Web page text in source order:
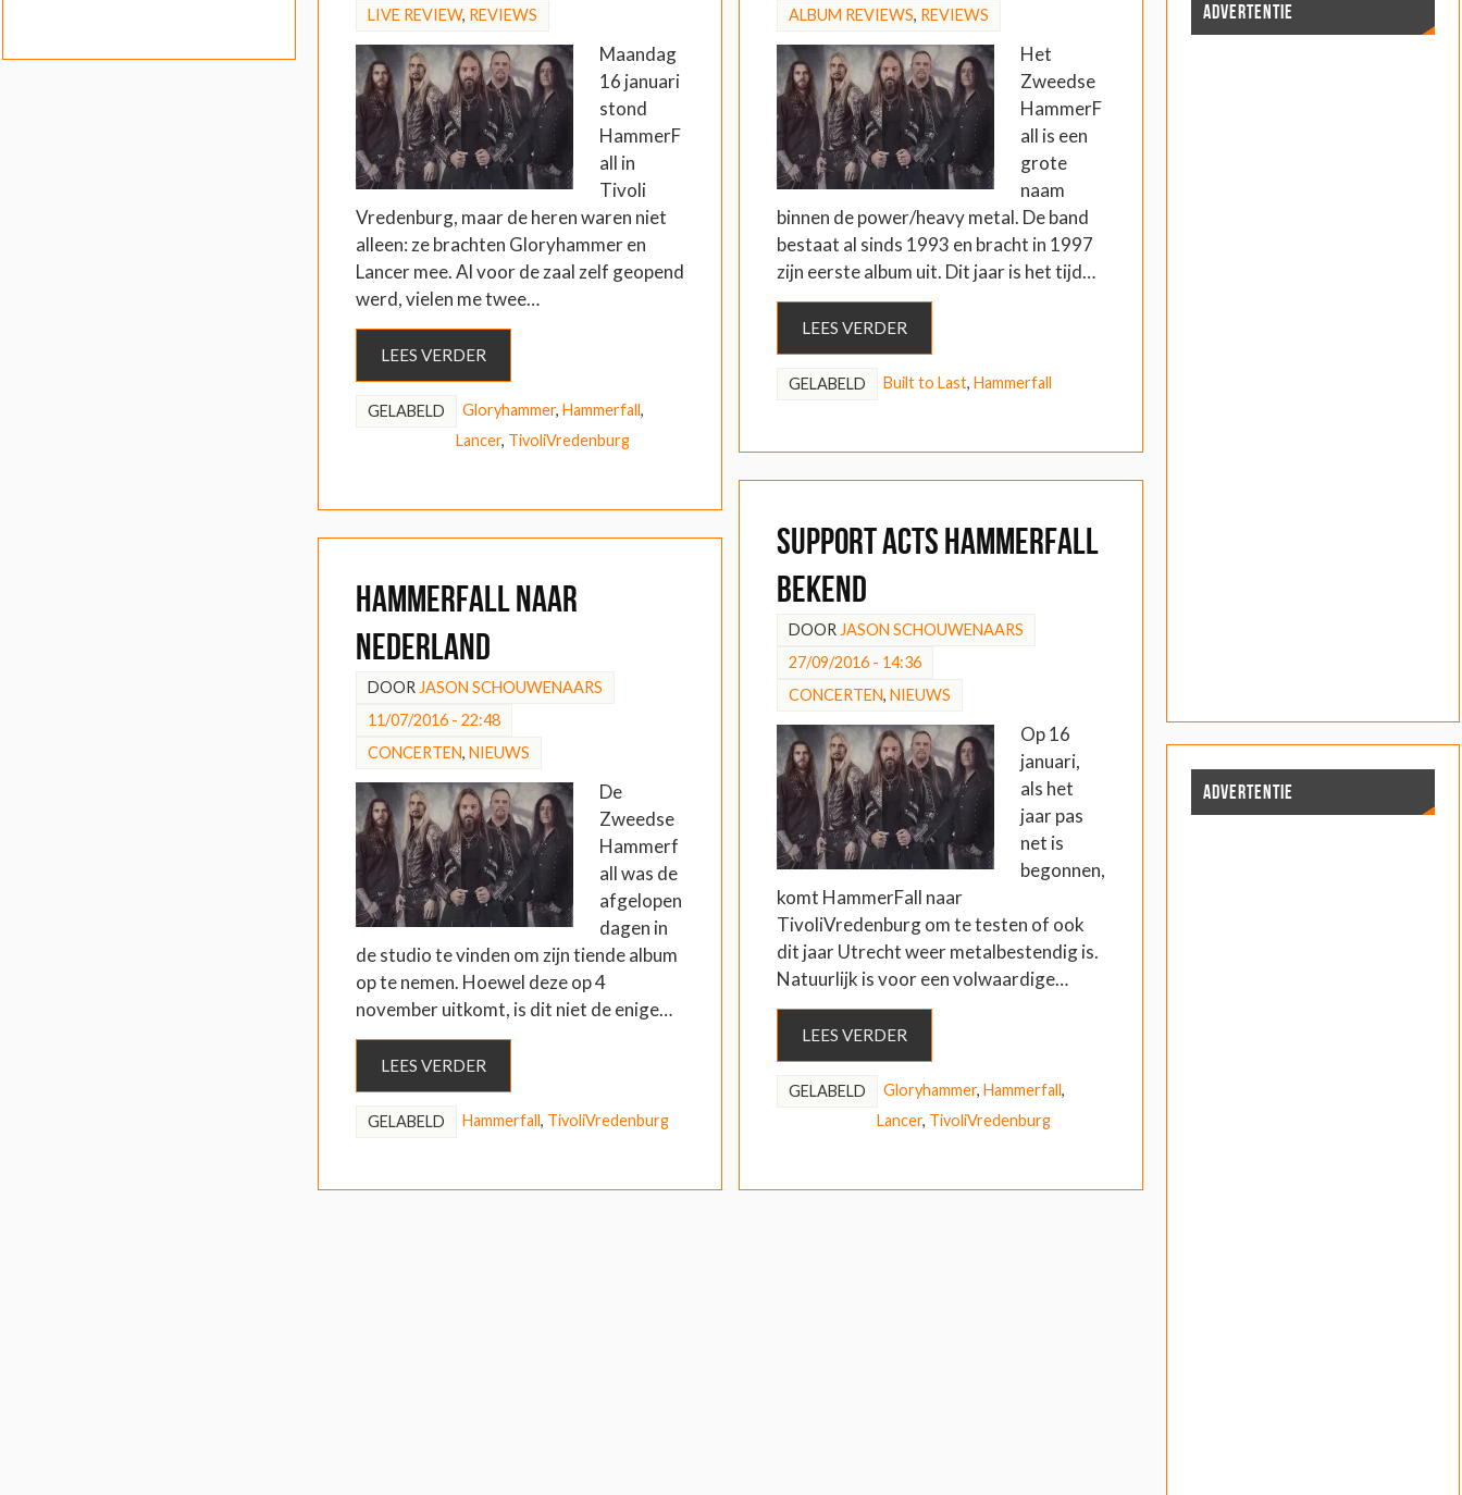
LIVE REVIEW, REVIEWS
Maandag
16 januari
stond
HammerF
all in
Tivoli
Vredenburg, maar de heren waren niet
alleen: ze brachten Gloryhammer en
Lancer mee. Al voor de zaal zelf geopend
werd, vielen me twee…
LEES VERDER
GELABELD Gloryhammer, Hammerfall,
Lancer, TivoliVredenburg
ALBUM REVIEWS, REVIEWS
Het
Zweedse
HammerF
all is een
grote
naam
binnen de power/heavy metal. De band
bestaat al sinds 1993 en bracht in 1997
zijn eerste album uit. Dit jaar is het tijd…
LEES VERDER
GELABELD Built to Last, Hammerfall
Support acts Hammerfall
bekend
DOOR JASON SCHOUWENAARS
27/09/2016 - 14:36
CONCERTEN, NIEUWS
Op 16
januari,
als het
jaar pas
net is
begonnen,
komt HammerFall naar
TivoliVredenburg om te testen of ook
dit jaar Utrecht weer metalbestendig is.
Natuurlijk is voor een volwaardige…
LEES VERDER
GELABELD Gloryhammer, Hammerfall,
Lancer, TivoliVredenburg
Hammerfall naar
Nederland
DOOR JASON SCHOUWENAARS
11/07/2016 - 22:48
CONCERTEN, NIEUWS
De
Zweedse
Hammerf
all was de
afgelopen
dagen in
de studio te vinden om zijn tiende album
op te nemen. Hoewel deze op 4
november uitkomt, is dit niet de enige…
LEES VERDER
GELABELD Hammerfall, TivoliVredenburg
ADVERTENTIE
ADVERTENTIE